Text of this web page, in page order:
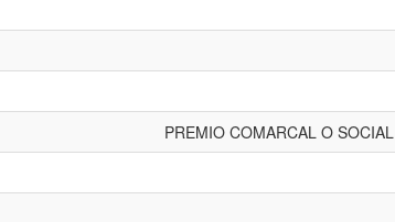
PREMIO COMARCAL O SOCIAL